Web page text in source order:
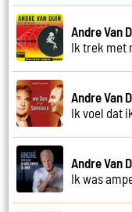
Andre Van
Ik trek met
Andre Van
Ik voel dat
Andre Van
Ik was